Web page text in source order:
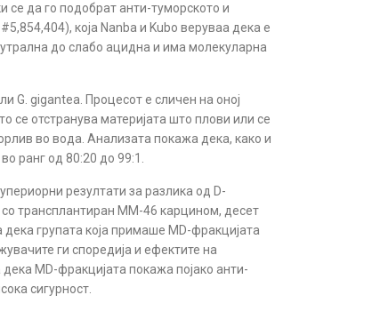
се да го подобрат анти-туморското и
која Nanba и Kubo веруваа дека е
до слабо ацидна и има молекуларна
G. gigantea . Процесот е сличен на оној
се отстранува материјата што плови или се
во вода. Анализата покажа дека, како и
ранг од 80:20 до 99:1.
резултати за разлика од D-
со трансплантиран ММ-46 карцином, десет
дека групата која примаше MD-фракцијата
ги споредија и ефектите на
MD-фракцијата покажа појако анти-
сигурност.